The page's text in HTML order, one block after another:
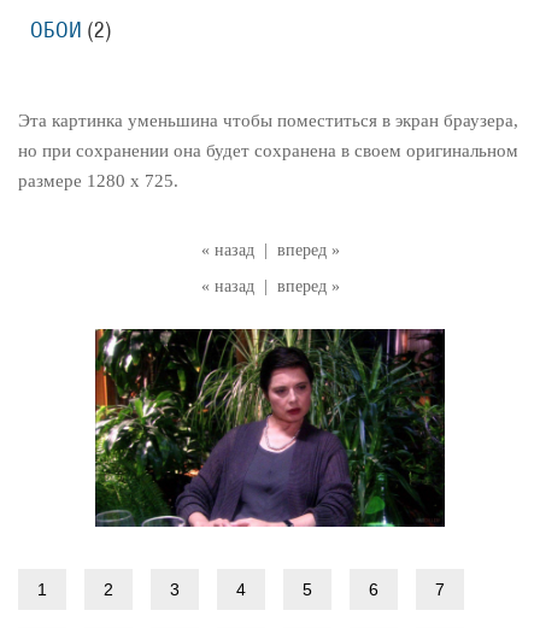
« назад
вперед »
« назад
вперед »
Эта картинка уменьшина чтобы поместиться в экран браузера,
но при сохранении она будет сохранена в своем оригинальном
размере 1280 x 725.
1 2 3 4 5 6 7
ОБОИ (2)